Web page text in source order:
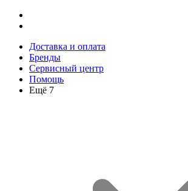
Доставка и оплата
Бренды
Сервисный центр
Помощь
Ещё 7